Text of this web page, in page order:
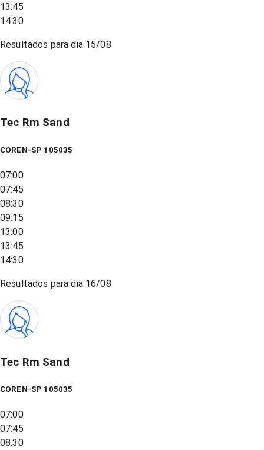
13:45
14:30
Resultados para dia 15/08
Tec Rm Sand
COREN-SP 105035
07:00
07:45
08:30
09:15
13:00
13:45
14:30
Resultados para dia 16/08
Tec Rm Sand
COREN-SP 105035
07:00
07:45
08:30